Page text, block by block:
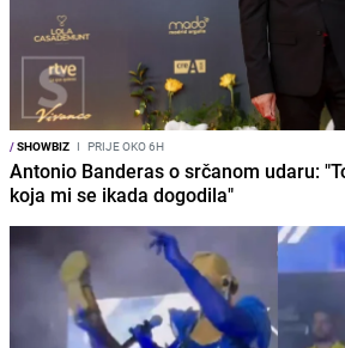
/SHOWBIZ I PRIJE OKO 6H
Antonio Banderas o srčanom udaru:
koja mi se ikada dogodila"